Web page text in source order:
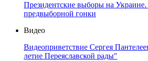
Президентские выборы на
предвыборной гонки
Видео
Видеоприветствие Сергея
летие Переяславской рады"